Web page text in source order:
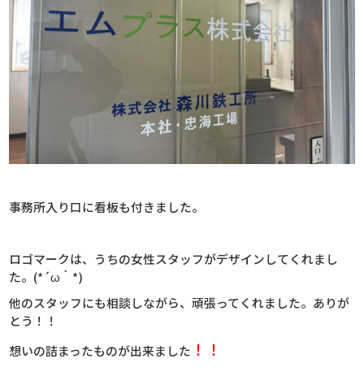
事務所入り口に看板も付きました。
ロゴマークは、うちの女性スタッフがデザインしてくれまし
た。(*´ω｀*)
他のスタッフにも相談しながら、頑張ってくれました。ありが
とう！！
想いの詰まったものが出来ました ！！